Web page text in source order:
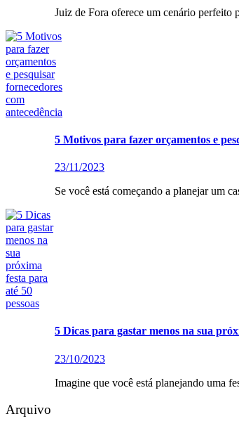
Juiz de Fora oferece um cenário perfeito
5 Motivos para fazer orçamentos e
23/11/2023
Se você está começando a planejar um
5 Dicas para gastar menos na sua
23/10/2023
Imagine que você está planejando uma
Arquivo